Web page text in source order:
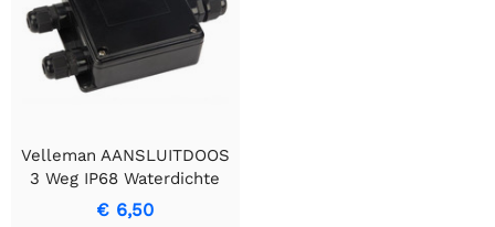
Velleman AANSLUITDOOS
3 Weg IP68 Waterdichte
Lasdoos
€ 6,50